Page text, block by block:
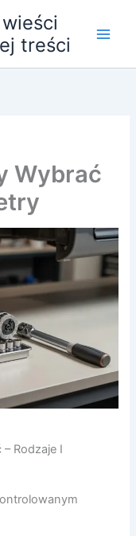
treści
Wybrać
Rodzaje I